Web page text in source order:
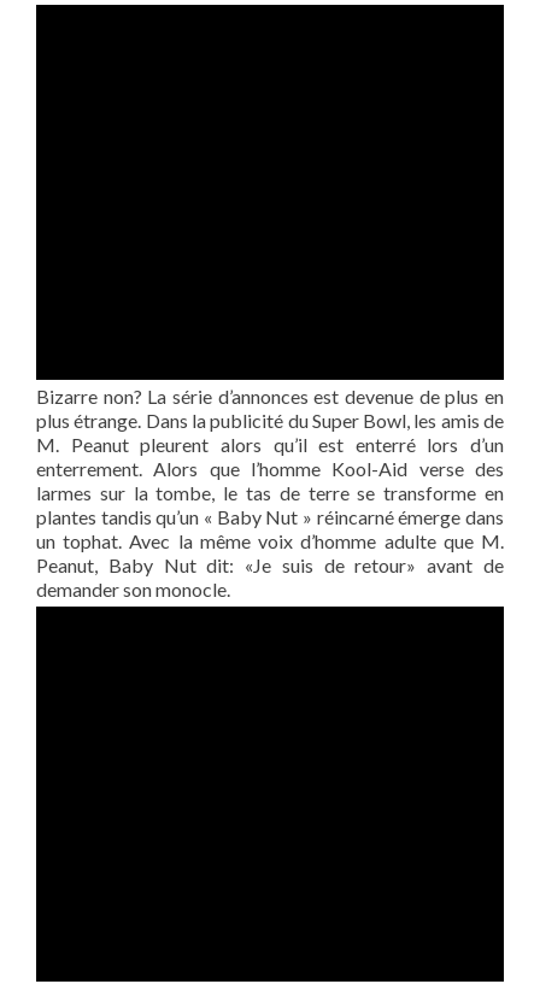
Bizarre non? La série d’annonces est devenue de plus en
plus étrange. Dans la publicité du Super Bowl, les amis de
M. Peanut pleurent alors qu’il est enterré lors d’un
enterrement. Alors que l’homme Kool-Aid verse des
larmes sur la tombe, le tas de terre se transforme en
plantes tandis qu’un « Baby Nut » réincarné émerge dans
un tophat. Avec la même voix d’homme adulte que M.
Peanut, Baby Nut dit: «Je suis de retour» avant de
demander son monocle.